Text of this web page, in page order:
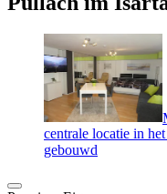
centrale locatie in
gebouwd